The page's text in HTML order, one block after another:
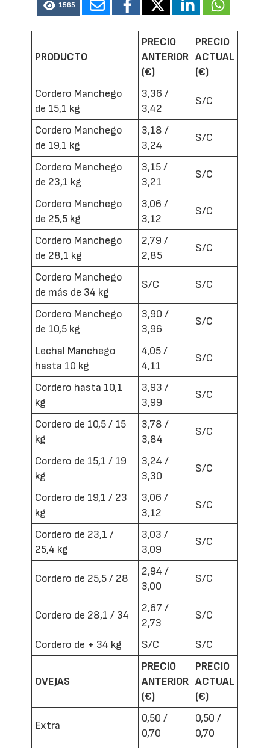
1565
PRODUCTO
PRECIO
ANTERIOR
(€)
PRECIO
ACTUAL
(€)
Cordero Manchego
de 15,1 kg
3,36 /
3,42
S/C
Cordero Manchego
de 19,1 kg
3,18 /
3,24
S/C
Cordero Manchego
de 23,1 kg
3,15 /
3,21
S/C
Cordero Manchego
de 25,5 kg
3,06 /
3,12
S/C
Cordero Manchego
de 28,1 kg
2,79 /
2,85
S/C
Cordero Manchego
de más de 34 kg
S/C S/C
Cordero Manchego
de 10,5 kg
3,90 /
3,96
S/C
Lechal Manchego
hasta 10 kg
4,05 /
4,11
S/C
Cordero hasta 10,1
kg
3,93 /
3,99
S/C
Cordero de 10,5 / 15
kg
3,78 /
3,84
S/C
Cordero de 15,1 / 19
kg
3,24 /
3,30
S/C
Cordero de 19,1 / 23
kg
3,06 /
3,12
S/C
Cordero de 23,1 /
25,4 kg
3,03 /
3,09
S/C
Cordero de 25,5 / 28
2,94 /
3,00
S/C
Cordero de 28,1 / 34
2,67 /
2,73
S/C
Cordero de + 34 kg S/C S/C
OVEJAS
PRECIO
ANTERIOR
(€)
PRECIO
ACTUAL
(€)
Extra
0,50 /
0,70
0,50 /
0,70